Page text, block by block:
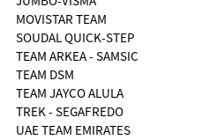
MOVISTAR TEAM
SOUDAL QUICK-STEP
TEAM ARKEA - SAMSIC
TEAM DSM
TEAM JAYCO ALULA
TREK - SEGAFREDO
UAE TEAM EMIRATES